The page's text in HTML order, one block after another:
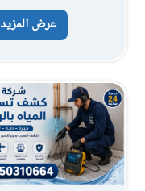
عرض المزيد